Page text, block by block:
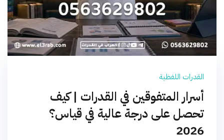
القدرات اللفظية
أسرار المتفوقين في القدرات | كيف
تحصل على درجة عالية في قياس؟
2026